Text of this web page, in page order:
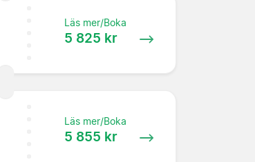
Läs mer/Boka
5 825 kr
Läs mer/Boka
5 855 kr